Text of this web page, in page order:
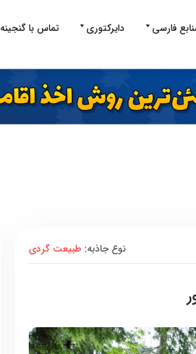
فارسی دایرکتوری تماس با گنجینه
نوع جاذبه: طبیعت گردی